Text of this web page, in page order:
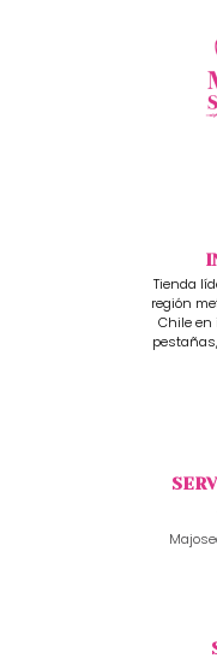
Tienda
región
Chile